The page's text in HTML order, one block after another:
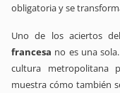
obligatoria y se
Uno de los aciertos
francesa no es una
cultura metropolitana
muestra cómo también